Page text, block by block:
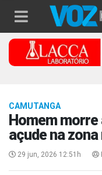
CAMUTANGA
Homem
açude na
29 jun, 2026 12:51h